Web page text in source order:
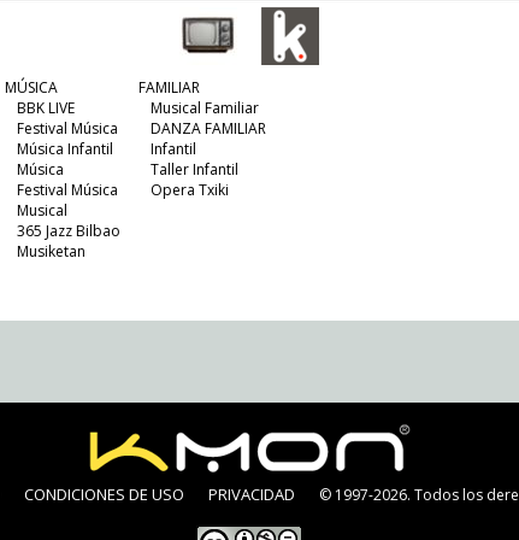
MÚSICA
BBK LIVE
Festival Música
Música Infantil
Música
Festival Música
Musical
365 Jazz Bilbao
Musiketan
FAMILIAR
Musical Familiar
DANZA FAMILIAR
Infantil
Taller Infantil
Opera Txiki
CONDICIONES DE USO PRIVACIDAD © 1997-2026. Todos los